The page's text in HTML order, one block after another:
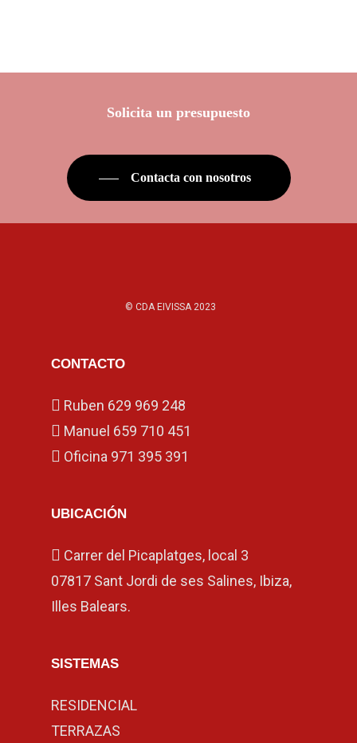
Solicita un presupuesto
Contacta con nosotros
© CDA EIVISSA 2023
CONTACTO
Ruben 629 969 248
Manuel 659 710 451
Oficina 971 395 391
UBICACIÓN
Carrer del Picaplatges, local 3
07817 Sant Jordi de ses Salines, Ibiza,
Illes Balears.
SISTEMAS
RESIDENCIAL
TERRAZAS